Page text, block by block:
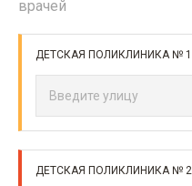
врачей
ДЕТСКАЯ ПОЛИКЛИНИКА № 1
ДЕТСКАЯ ПОЛИКЛИНИКА № 2